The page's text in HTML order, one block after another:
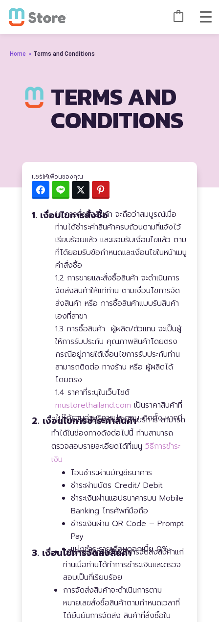
Home » Terms and Conditions
TERMS AND
CONDITIONS
แชร์ให้เพื่อนของคุณ
Facebook
Line Twitter
1. เงื่อนไขการสั่งซื้อ
1.1 การสั่งซื้อสินค้า จะถือว่าสมบูรณ์เมื่อ
ท่านได้ชำระค่าสินค้าครบถ้วนตามที่แจ้งไว้
เรียบร้อยแล้ว และยอมรับเงื่อนไขแล้ว ตาม
ที่ได้ยอมรับข้อกำหนดและเงื่อนไขในหน้าเมนู
คำสั่งซื้อ
1.2 การขายและสั่งซื้อสินค้า จะดำเนินการ
จัดส่งสินค้าให้แก่ท่าน ตามเงื่อนไขการจัด
ส่งสินค้า หรือ การซื้อสินค้าแบบรับสินค้า
เองที่สาขา
1.3 การซื้อสินค้า ผู้ผลิต/ตัวแทน จะเป็นผู้
ให้การรับประกัน คุณภาพสินค้าโดยตรง
กรณีอยู่ภายใต้เงื่อนไขการรับประกันท่าน
สามารถติดต่อ ทางร้าน หรือ ผู้ผลิตได้
โดยตรง
1.4 ราคาที่ระบุในเว็บไซต์
mustorethailand.com เป็นราคาสินค้าที่
ไม่ได้รวมค่าบริการประกอบ-ติดตั้ง หากมี
2. เงื่อนไขการชำระค่าสินค้า
2.1 การชำระเงินค่าสินค้าและบริการ สามารถ
ทำได้ในช่องทางดังต่อไปนี้ ท่านสามารถ
ตรวจสอบรายละเอียดได้ที่เมนู วิธีการชำระ
เงิน
โอนชำระผ่านบัญชีธนาคาร
ชำระผ่านบัตร Credit/ Debit
ชำระเงินผ่านแอปธนาคารบน Mobile
Banking โทรศัพท์มือถือ
ชำระเงินผ่าน QR Code – Prompt
Pay
แบ่งชำระรายเดือนดอกเบี้ย 0%
3. เงื่อนไขการจัดส่งสินค้า
บริษัทจะทำการยืนยันการจัดส่งสินค้าแก่
ท่านเมื่อท่านได้ทำการชำระเงินและตรวจ
สอบเป็นที่เรียบร้อย
การจัดส่งสินค้าจะดำเนินการตาม
หมายเลขสั่งซื้อสินค้าตามกำหนดเวลาที่
ได้ยืนยันการจัดส่ง สินค้าที่สั่งซื้อใน